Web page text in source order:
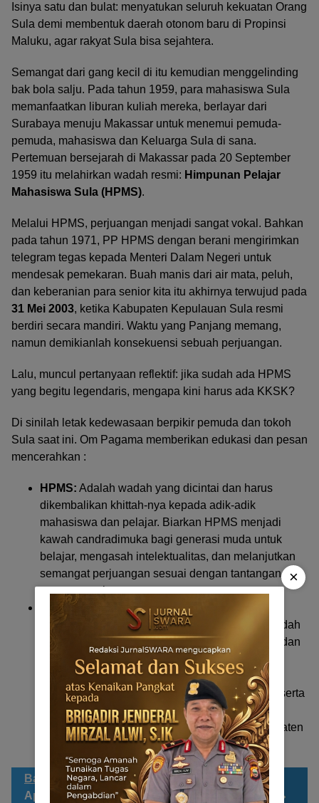
Isinya satu dan bulat: menyatukan seluruh kekuatan Orang
Sula demi membentuk daerah otonom baru di Propinsi
Maluku, agar rakyat Sula bisa sejahtera.
Semangat dari gang kecil di itu kemudian menggelinding
bak bola salju. Pada tahun 1959, para mahasiswa Sula
memanfaatkan liburan kuliah mereka, berlayar dari
Surabaya menuju Makassar untuk menemui pemuda-
pemuda, mahasiswa dan Keluarga Sula di sana.
Pertemuan bersejarah di Makassar pada 20 September
1959 itu melahirkan wadah resmi: Himpunan Pelajar
Mahasiswa Sula (HPMS).
Melalui HPMS, perjuangan menjadi sangat vokal. Bahkan
pada tahun 1971, PP HPMS dengan berani mengirimkan
telegram tegas kepada Menteri Dalam Negeri untuk
mendesak pemekaran. Buah manis dari air mata, peluh,
dan keberanian para senior kita itu akhirnya terwujud pada
31 Mei 2003, ketika Kabupaten Kepulauan Sula resmi
berdiri secara mandiri. Waktu yang Panjang memang,
namun demikianlah konsekuensi sebuah perjuangan.
Lalu, muncul pertanyaan reflektif: jika sudah ada HPMS
yang begitu legendaris, mengapa kini harus ada KKSK?
Di sinilah letak kedewasaan berpikir pemuda dan tokoh
Sula saat ini. Om Pagama memberikan edukasi dan pesan
mencerahkan :
HPMS: Adalah wadah yang dicintai dan harus
dikembalikan khittah-nya kepada adik-adik
mahasiswa dan pelajar. Biarkan HPMS menjadi
kawah candradimuka bagi generasi muda untuk
belajar, mengasah intelektualitas, dan melanjutkan
semangat perjuangan sesuai dengan tantangan
zaman mereka.
KKSK:
Hadir sebagai wadah berskala nasional
yang menghimpun keluarga besar Sula yang sudah
purnastudi, para profesional, tokoh masyarakat, dan
seluruh diaspora Sula secara luas. KKSK akan
berfokus pada jalinan silaturahmi, aksi sosial,
pengembangan Sumber Daya Manusia (SDM), serta
menjadi mitra strategis untuk menyumbang
pemikiran konstruktif bagi pembangunan Kabupaten
Kepulauan Sula.
Bacaan Sahabat JS
FORKI Malut Beri
Apresiasi | Tiga Karateka Tangguh
×